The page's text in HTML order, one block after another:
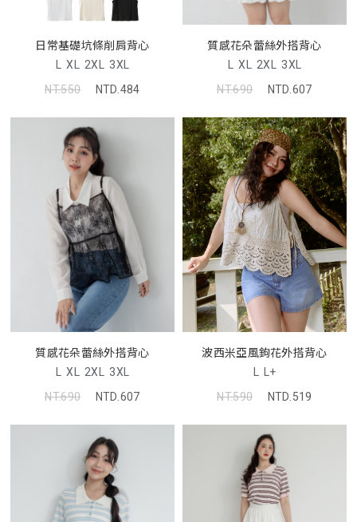
日常基礎坑條削肩背心
L XL 2XL 3XL
NT.550
NTD.484
質感花朵蕾絲外搭背心
L XL 2XL 3XL
NT.690
NTD.607
質感花朵蕾絲外搭背心
L XL 2XL 3XL
NT.690
NTD.607
波西米亞風鉤花外搭背心
L L+
NT.590
NTD.519